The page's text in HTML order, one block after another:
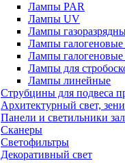
Лампы PAR
Лампы UV
Лампы
Лампы галогеновые
Лампы галогеновые
Лампы для
Лампы линейные
Струбцины для подвеса
Архитектурный свет,
Панели и светильники
Сканеры
Светофильтры
Декоративный свет